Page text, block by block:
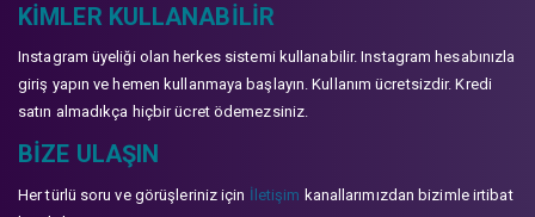
KIMLER KULLANABILIR
Instagram üyeliği olan herkes sistemi kullanabilir. Instagram hesabınızla
giriş yapın ve hemen kullanmaya başlayın. Kullanım ücretsizdir. Kredi
satın almadıkça hiçbir ücret ödemezsiniz.
BIZE ULAŞIN
Her türlü soru ve görüşleriniz için İletişim kanallarımızdan bizimle irtibat